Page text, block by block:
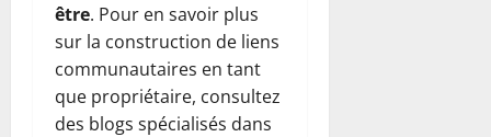
être. Pour en savoir plus
sur la construction de liens
communautaires en tant
que propriétaire, consultez
des blogs spécialisés dans